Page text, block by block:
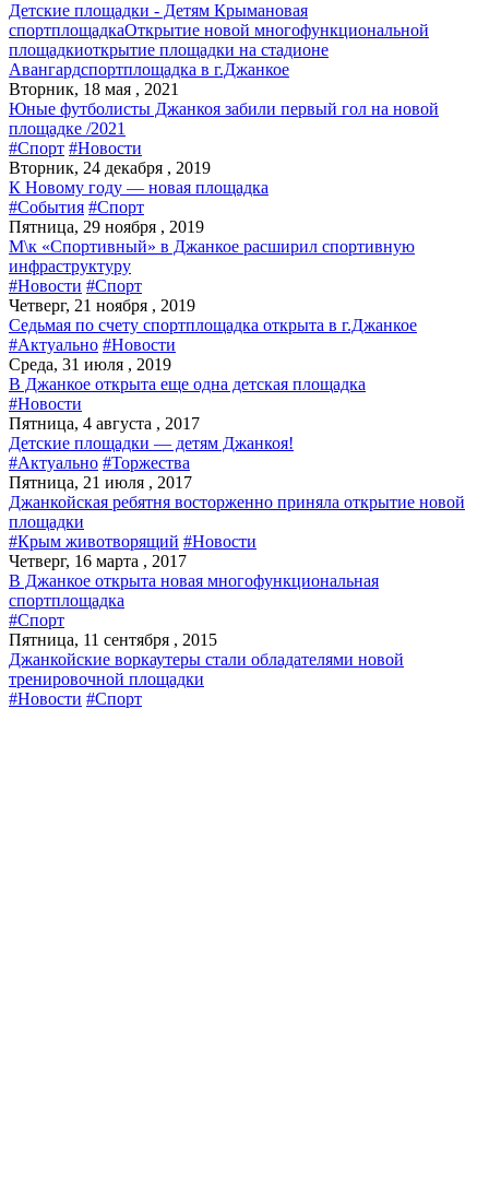
Детские площадки - Детям Крымановая
спортплощадкаОткрытие новой многофункциональной
площадкиоткрытие площадки на стадионе
Авангардспортплощадка в г.Джанкое
Вторник, 18 мая , 2021
Юные футболисты Джанкоя забили первый гол на новой
площадке /2021
#Спорт #Новости
Вторник, 24 декабря , 2019
К Новому году — новая площадка
#События #Спорт
Пятница, 29 ноября , 2019
М\к «Спортивный» в Джанкое расширил спортивную
инфраструктуру
#Новости #Спорт
Четверг, 21 ноября , 2019
Седьмая по счету спортплощадка открыта в г.Джанкое
#Актуально #Новости
Среда, 31 июля , 2019
В Джанкое открыта еще одна детская площадка
#Новости
Пятница, 4 августа , 2017
Детские площадки — детям Джанкоя!
#Актуально #Торжества
Пятница, 21 июля , 2017
Джанкойская ребятня восторженно приняла открытие новой
площадки
#Крым животворящий #Новости
Четверг, 16 марта , 2017
В Джанкое открыта новая многофункциональная
спортплощадка
#Спорт
Пятница, 11 сентября , 2015
Джанкойские воркаутеры стали обладателями новой
тренировочной площадки
#Новости #Спорт